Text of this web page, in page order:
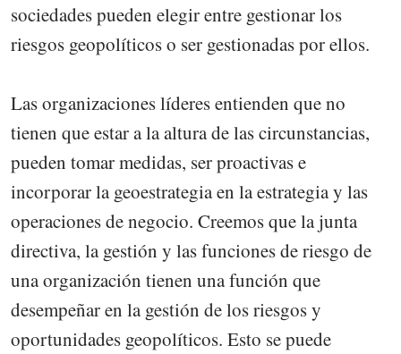
sociedades pueden elegir entre gestionar los
riesgos geopolíticos o ser gestionadas por ellos.
Las organizaciones líderes entienden que no
tienen que estar a la altura de las circunstancias,
pueden tomar medidas, ser proactivas e
incorporar la geoestrategia en la estrategia y las
operaciones de negocio. Creemos que la junta
directiva, la gestión y las funciones de riesgo de
una organización tienen una función que
desempeñar en la gestión de los riesgos y
oportunidades geopolíticos. Esto se puede